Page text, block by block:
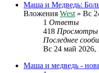
Маша и Медведь:
Вложения West » Вс
1 Ответы
418 Просмотры
Последнее
Вс 24 май 2026,
Маша и медведь -